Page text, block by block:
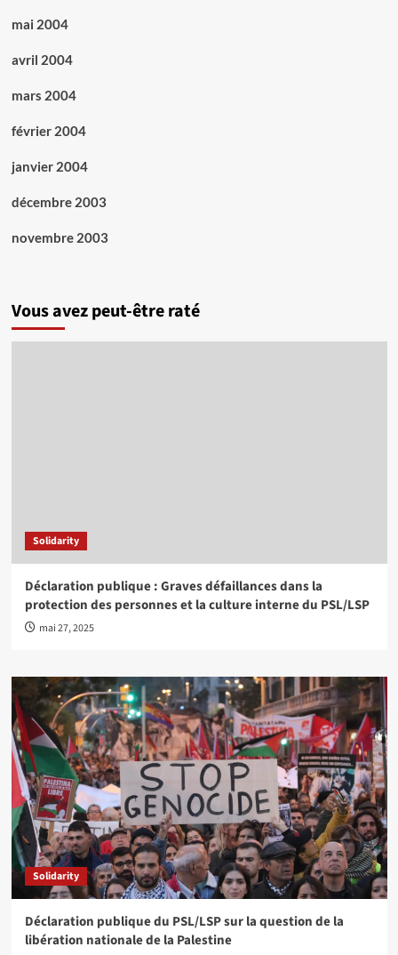
mai 2004
avril 2004
mars 2004
février 2004
janvier 2004
décembre 2003
novembre 2003
Vous avez peut-être raté
Solidarity
Déclaration publique : Graves défaillances dans la
protection des personnes et la culture interne du PSL/LSP
mai 27, 2025
Solidarity
Déclaration publique du PSL/LSP sur la question de la
libération nationale de la Palestine